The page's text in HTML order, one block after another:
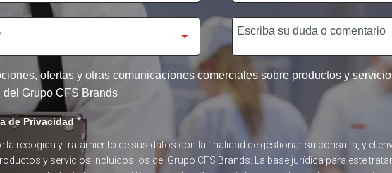
ofertas y otras comunicaciones comerciales sobre productos y
Grupo CFS Brands
de Privacidad*
la recogida y tratamiento de sus datos con la finalidad de gestionar su consulta, y el
y servicios incluidos los del Grupo CFS Brands. La base jurídica para este